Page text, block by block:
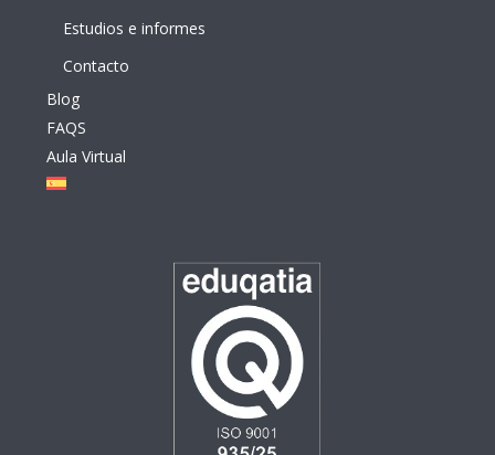
Estudios e informes
Contacto
Blog
FAQS
Aula Virtual